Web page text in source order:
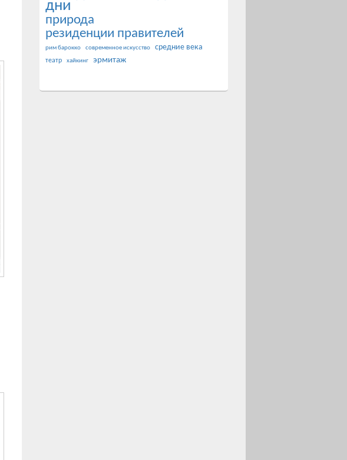
дни
природа
резиденции правителей
рим барокко современное искусство средние века
театр хайкинг эрмитаж